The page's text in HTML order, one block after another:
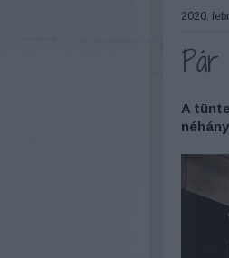
2020.
Pár
A